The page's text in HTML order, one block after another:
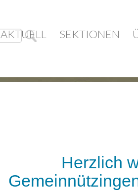
AKTUELL SEKTIONEN
Herzlich